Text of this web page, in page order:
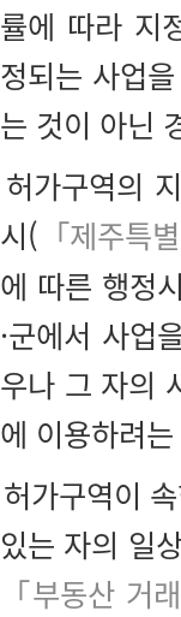
률에 따라 지
정되는 사업
는 것이 아닌
허가구역의
시( 「제주특
에 따른 행정
·군에서 사업
우나 그 자의
에 이용하려
허가구역이
있는 자의 일
「부동산 거